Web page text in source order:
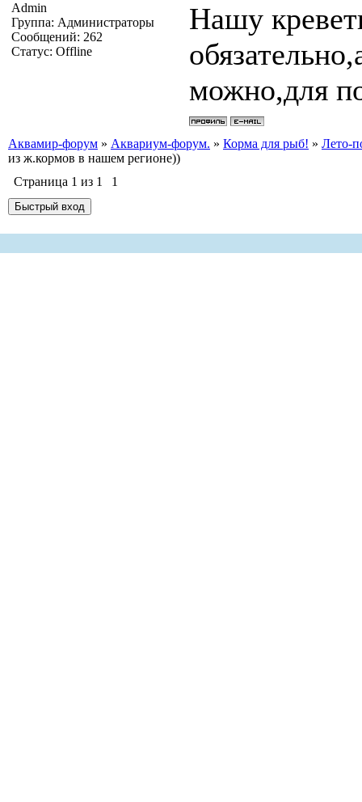
Admin
Группа: Администраторы
Сообщений: 262
Статус: Offline
Нашу
можно,для
Аквамир-форум » Аквариум-форум. » Корма для рыб! » Лето-
из ж.кормов в нашем регионе))
Страница 1 из 1 1